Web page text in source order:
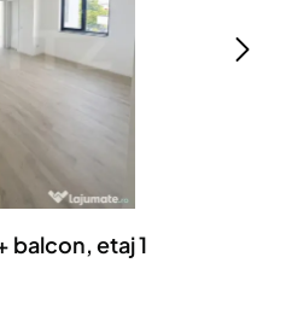
profesionale
balcon, etaj 1